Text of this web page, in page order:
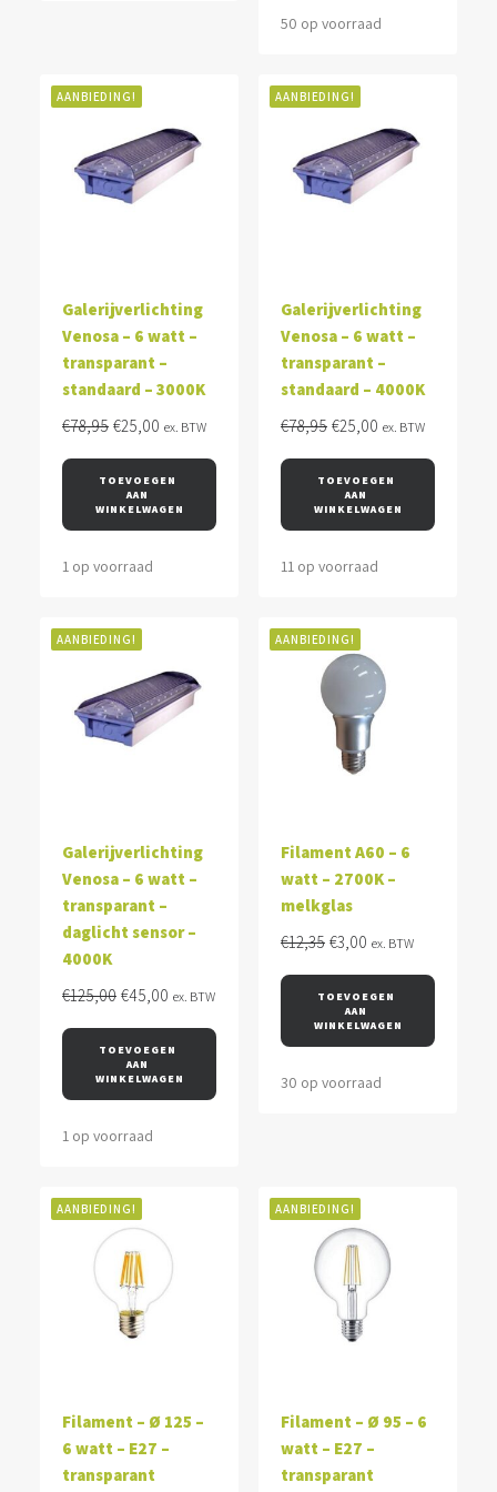
50 op voorraad
AANBIEDING!
Galerijverlichting
Venosa – 6 watt –
transparant –
standaard – 3000K
€78,95 Oorspronkelijke
was:
€78,95.
€25,00 Huidige
is:
€25,00.
ex. BTW
TOEVOEGEN
AAN
WINKELWAGEN
1 op voorraad
AANBIEDING!
Galerijverlichting
Venosa – 6 watt –
transparant –
standaard – 4000K
€78,95 Oorspronkelijke
was:
€78,95.
€25,00 Huidige
is:
€25,00.
ex. BTW
TOEVOEGEN
AAN
WINKELWAGEN
11 op voorraad
AANBIEDING!
Galerijverlichting
Venosa – 6 watt –
transparant –
daglicht sensor –
4000K
€125,00 Oorspronkelijke
was:
€125,00.
€45,00 Huidige
is:
€45,00.
ex. BTW
TOEVOEGEN
AAN
WINKELWAGEN
1 op voorraad
AANBIEDING!
Filament A60 – 6
watt – 2700K –
melkglas
€12,35 Oorspronkelijke
was:
€12,35.
€3,00 Huidige
is:
€3,00.
ex. BTW
TOEVOEGEN
AAN
WINKELWAGEN
30 op voorraad
AANBIEDING!
Filament – Ø 125 –
6 watt – E27 –
transparant
AANBIEDING!
Filament – Ø 95 – 6
watt – E27 –
transparant